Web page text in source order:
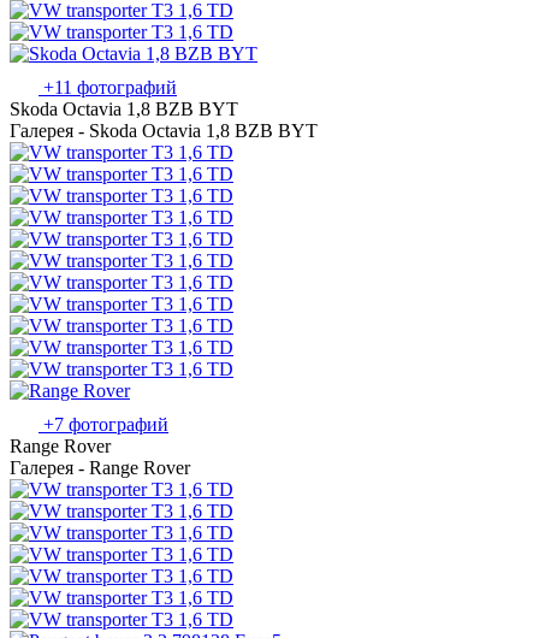
+11 фотографий
Skoda Octavia 1,8 BZB BYT
Галерея - Skoda Octavia 1,8 BZB BYT
+7 фотографий
Range Rover
Галерея - Range Rover